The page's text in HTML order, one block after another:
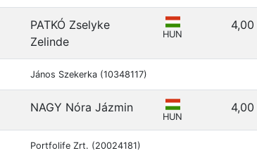
PATKÓ Zselyke
Zelinde
HUN
4,00
János Szekerka (10348117)
NAGY Nóra Jázmin
HUN
4,00
Portfolife Zrt. (20024181)